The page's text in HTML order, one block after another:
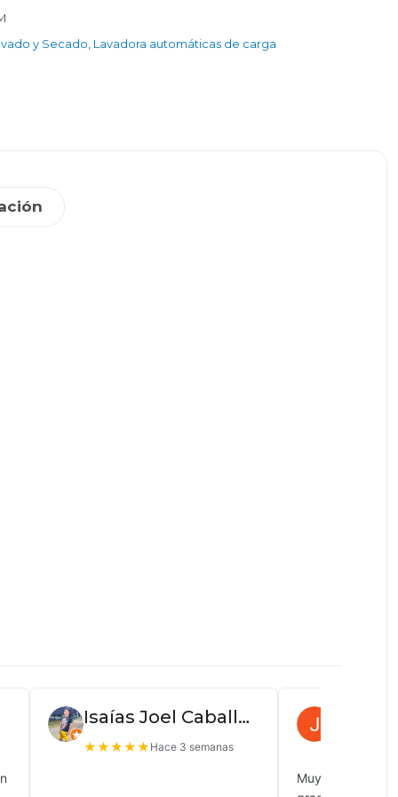
y Secado Lavadora automáticas de carga
Isaías Joel Caballero
★★★★★ Hace 3 semanas
Muy buena